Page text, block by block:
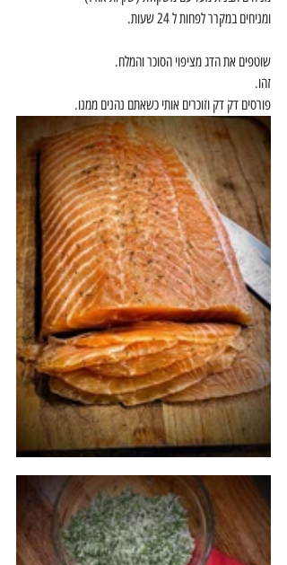
ומניחים במקרר לפחות ל 24 שעות.
שוטפים את הדג מציפוי הסוכר והמלח.
זהו.
פורסים דק דק וזוכרים אותי כשאתם נהנים ממנו.